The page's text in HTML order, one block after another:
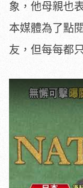
象，他母親也
本媒體為了點
友，但每每都